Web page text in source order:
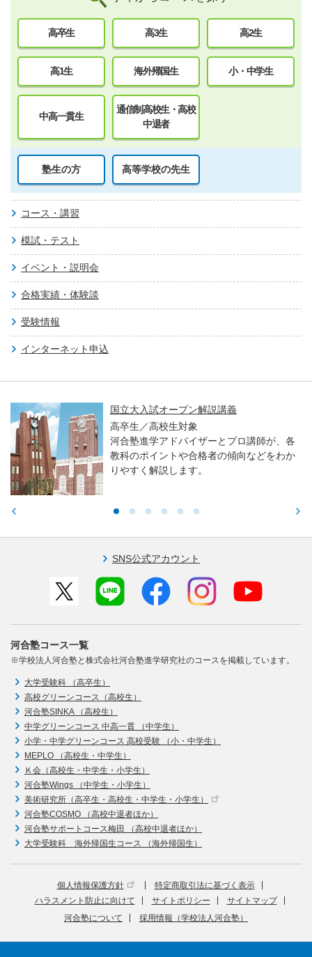
高卒生 高3生 高2生
高1生 海外帰国生 小・中学生
中高一貫生
通信制高校生・高校
中退者
塾生の方 高等学校の先生
コース・講習
模試・テスト
イベント・説明会
合格実績・体験談
受験情報
インターネット申込
国立大入試オープン解説講義
高卒生／高校生対象
河合塾進学アドバイザーとプロ講師が、各
教科のポイントや合格者の傾向などをわか
りやすく解説します。
SNS公式アカウント
河合塾コース一覧
※学校法人河合塾と株式会社河合塾進学研究社のコースを掲載しています。
大学受験科 （高卒生）
高校グリーンコース（高校生）
河合塾SINKA （高校生）
中学グリーンコース 中高一貫 （中学生）
小学・中学グリーンコース 高校受験 （小・中学生）
MEPLO （高校生・中学生）
Ｋ会（高校生・中学生・小学生）
河合塾Wings （中学生・小学生）
美術研究所（高卒生・高校生・中学生・小学生）
河合塾COSMO （高校中退者ほか）
河合塾サポートコース梅田 （高校中退者ほか）
大学受験科 海外帰国生コース （海外帰国生）
個人情報保護方針
特定商取引法に基づく表示
ハラスメント防止に向けて
サイトポリシー
サイトマップ
河合塾について
採用情報（学校法人河合塾）